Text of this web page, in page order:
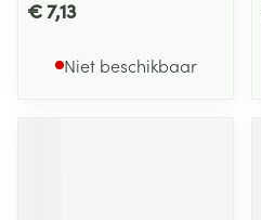
€ 7,13
Niet beschikbaar